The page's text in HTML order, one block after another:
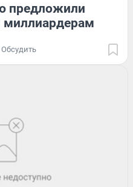
предложили
миллиардерам
Обсудить